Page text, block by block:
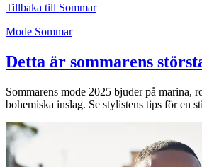
Erbjudanden
Inspiration
Sök
Tillbaka till Sommar
Mode Sommar
Detta är sommarens
Sommarens mode 2025 bjuder på marina,
bohemiska inslag. Se stylistens tips för en